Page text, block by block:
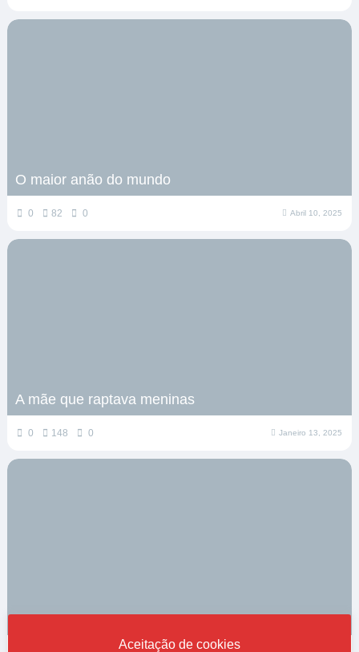
O maior anão do mundo
0 82 0 Abril 10, 2025
A mãe que raptava meninas
0 148 0 Janeiro 13, 2025
Zoroastro
Aceitação de cookies